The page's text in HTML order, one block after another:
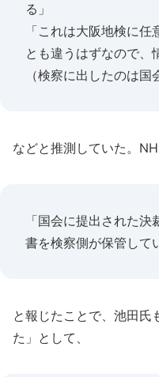
る」
「これは大阪地検に
とも違うはずなので、
（検察に出したのは国
などと推測していた。
「国会に提出された
書を検察側が保管して
と報じたことで、池田氏
た」として、